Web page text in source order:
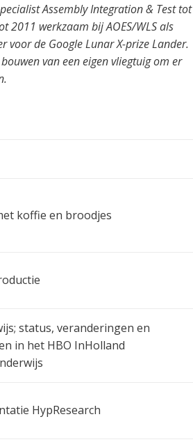
Assembly Integration & Test tot
2011 werkzaam bij AOES/WLS als
voor de Google Lunar X-prize Lander.
van een eigen vliegtuig om er
koffie en broodjes
status, veranderingen en
in het HBO InHolland
HypResearch